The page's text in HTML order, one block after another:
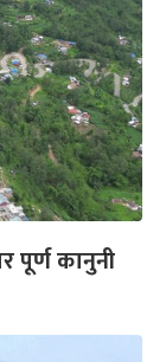
पूर्ण कानुनी